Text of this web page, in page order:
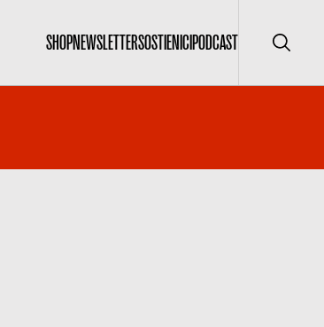
SHOPNEWSLETTERSOSTIENICIPODCAST Cerca